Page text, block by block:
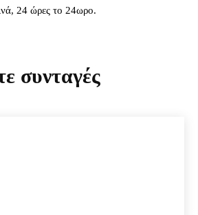
24 ώρες το 24ωρο.
συνταγές